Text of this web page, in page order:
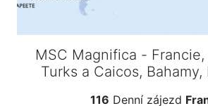
MSC Magnifica -
Turks a Caicos, Bahamy,
116 Denní zájezd